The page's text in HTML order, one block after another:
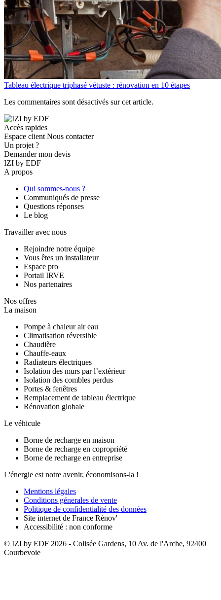
Tableau électrique triphasé vétuste : rénovation en 10 étapes
Les commentaires sont désactivés sur cet article.
Accès rapides
Espace client Nous contacter
Un projet ?
Demander mon devis
IZI by EDF
A propos
Qui sommes-nous ?
Communiqués de presse
Questions réponses
Le blog
Travailler avec nous
Rejoindre notre équipe
Vous êtes un installateur
Espace pro
Portail IRVE
Nos partenaires
Nos offres
La maison
Pompe à chaleur air eau
Climatisation réversible
Chaudière
Chauffe-eaux
Radiateurs électriques
Isolation des murs par l’extérieur
Isolation des combles perdus
Portes & fenêtres
Remplacement de tableau électrique
Rénovation globale
Le véhicule
Borne de recharge en maison
Borne de recharge en copropriété
Borne de recharge en entreprise
L'énergie est notre avenir, économisons-la !
Mentions légales
Conditions génerales de vente
Politique de confidentialité des données
Site internet de France Rénov'
Accessibilité : non conforme
© IZI by EDF 2026 - Colisée Gardens, 10 Av. de l'Arche, 92400
Courbevoie